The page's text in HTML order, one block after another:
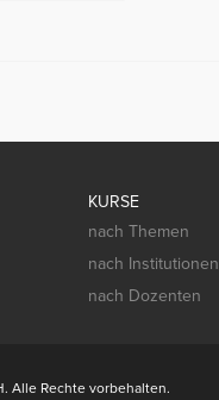
KURSE
nach Themen
nach Institutionen
nach Dozenten
Alle Rechte vorbehalten.